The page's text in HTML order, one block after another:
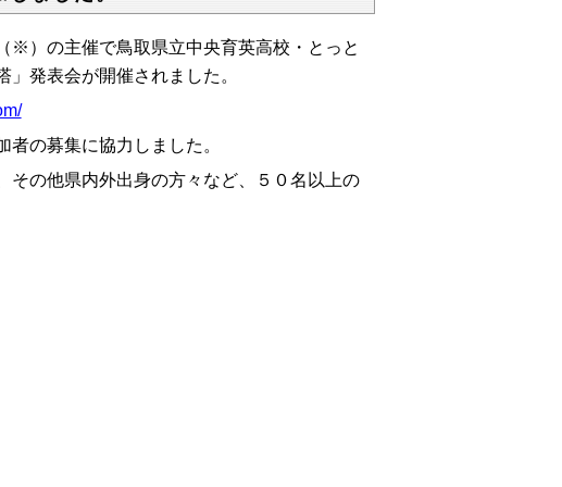
）の主催で鳥取県立中央育英高校・とっと
発表会が開催されました。
の募集に協力しました。
の他県内外出身の方々など、５０名以上の